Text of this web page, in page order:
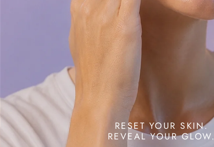
RESET YOUR SKIN.
REVEAL YOUR GLOW.